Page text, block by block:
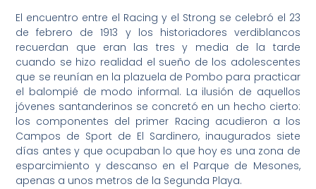
El encuentro entre el Racing y el Strong se celebró el 23
de febrero de 1913 y los historiadores verdiblancos
recuerdan que eran las tres y media de la tarde
cuando se hizo realidad el sueño de los adolescentes
que se reunían en la plazuela de Pombo para practicar
el balompié de modo informal. La ilusión de aquellos
jóvenes santanderinos se concretó en un hecho cierto:
los componentes del primer Racing acudieron a los
Campos de Sport de El Sardinero, inaugurados siete
días antes y que ocupaban lo que hoy es una zona de
esparcimiento y descanso en el Parque de Mesones,
apenas a unos metros de la Segunda Playa.